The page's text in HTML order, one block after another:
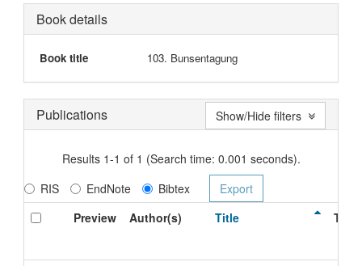
Book details
Book title 103. Bunsentagung
Publications
Results 1-1 of 1 (Search time: 0.001 seconds).
RIS
EndNote
Bibtex
Preview
Author(s) Title Type